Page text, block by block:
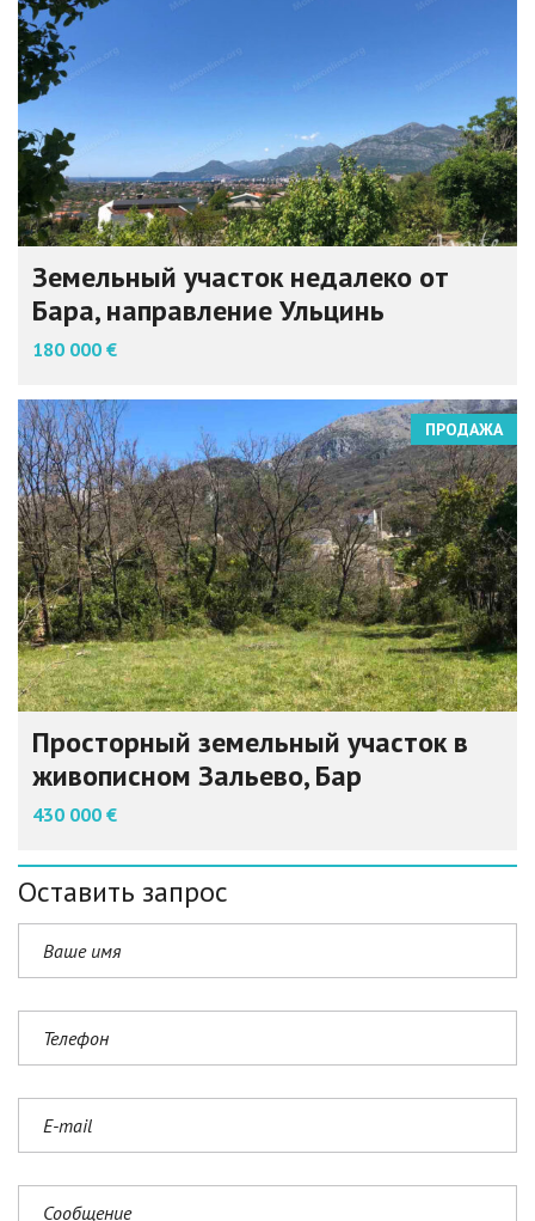
Земельный участок недалеко от
Бара, направление Ульцинь
180 000 €
ПРОДАЖА
Просторный земельный участок в
живописном Зальево, Бар
430 000 €
Оставить запрос